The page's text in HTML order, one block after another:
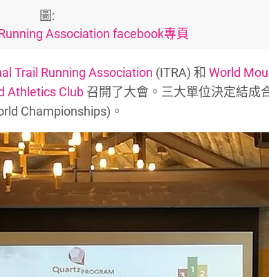
圖:
Association facebook專頁
Trail Running Association (ITRA) 和World
Athletics Club 召開了大會。三大單位決定結成
Championships)。